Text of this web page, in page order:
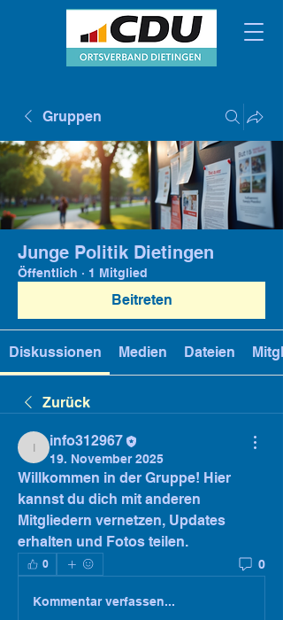
Gruppen
Junge Politik Dietingen
Öffentlich · 1 Mitglied
Beitreten
Diskussionen Medien Dateien
Zurück
info312967
info312967
19. November 2025
Willkommen in der Gruppe! Hier
kannst du dich mit anderen
Mitgliedern vernetzen, Updates
erhalten und Fotos teilen.
0 0
Kommentar verfassen...